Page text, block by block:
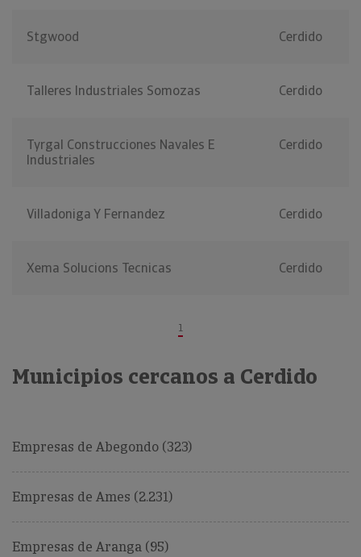
Stgwood Cerdido
Talleres Industriales Somozas Cerdido
Tyrgal Construcciones Navales E
Industriales
Cerdido
Villadoniga Y Fernandez Cerdido
Xema Solucions Tecnicas Cerdido
1
Municipios cercanos a Cerdido
Empresas de Abegondo (323)
Empresas de Ames (2.231)
Empresas de Aranga (95)